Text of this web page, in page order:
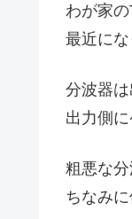
わが家
最近に
分波器
出力側
粗悪な
ちなみ